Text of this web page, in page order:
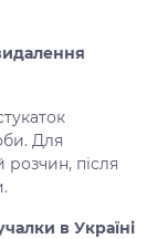
Для
після
в Україні